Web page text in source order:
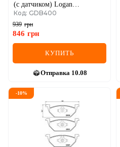
(с датчиком) Logan
05-/Megane 96-03/Clio 91-05
Код: GDB400
939 грн
846 грн
КУПИТЬ
Отправка 10.08
-10%